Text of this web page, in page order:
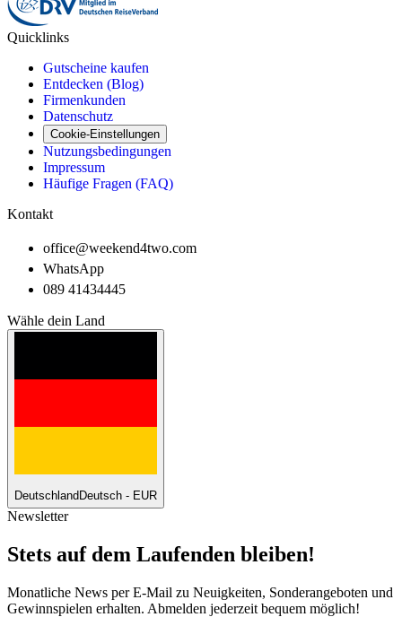
Quicklinks
Gutscheine kaufen
Entdecken (Blog)
Firmenkunden
Datenschutz
Cookie-Einstellungen
Nutzungsbedingungen
Impressum
Häufige Fragen (FAQ)
Kontakt
office@weekend4two.com
WhatsApp
089 41434445
Wähle dein Land
Deutschland Deutsch - EUR
Newsletter
Stets auf dem Laufenden bleiben!
Monatliche News per E-Mail zu Neuigkeiten, Sonderangeboten und
Gewinnspielen erhalten. Abmelden jederzeit bequem möglich!